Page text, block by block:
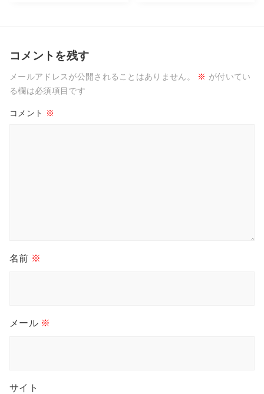
コメントを残す
メールアドレスが公開されることはありません。 ※ が付いてい
る欄は必須項目です
コメント ※
名前 ※
メール ※
サイト